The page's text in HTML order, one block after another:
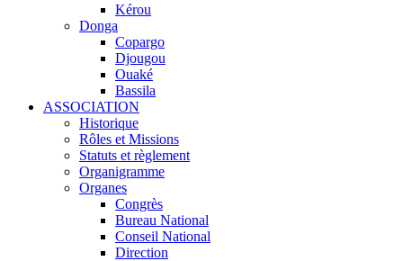
Kérou
Donga
Copargo
Djougou
Ouaké
Bassila
ASSOCIATION
Historique
Rôles et Missions
Statuts et règlement
Organigramme
Organes
Congrès
Bureau National
Conseil National
Direction